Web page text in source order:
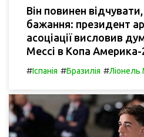
Він повинен
бажання: президент
асоціації висловив
Мессі в Копа Америка-
#Іспанія #Бразилія #Ліонель